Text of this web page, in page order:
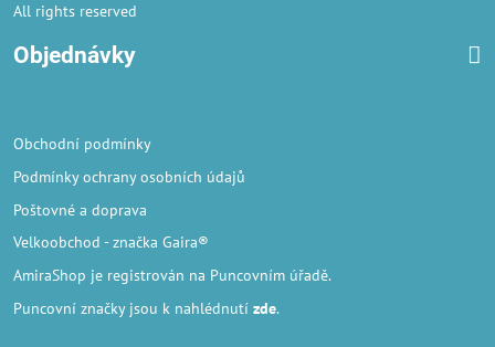
All rights reserved
Objednávky
Obchodní podmínky
Podmínky ochrany osobních údajů
Poštovné a doprava
Velkoobchod - značka Gaira®
AmiraShop je registrován na Puncovním úřadě.
Puncovní značkyjsou k nahlédnutí zde.